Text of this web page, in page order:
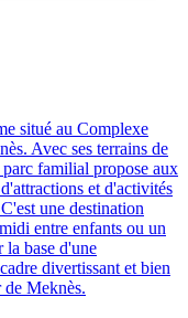
situé au Complexe
Avec ses terrains de
parc familial propose aux
et d'activités
une destination
entre enfants ou un
la base d'une
divertissant et bien
Meknès.